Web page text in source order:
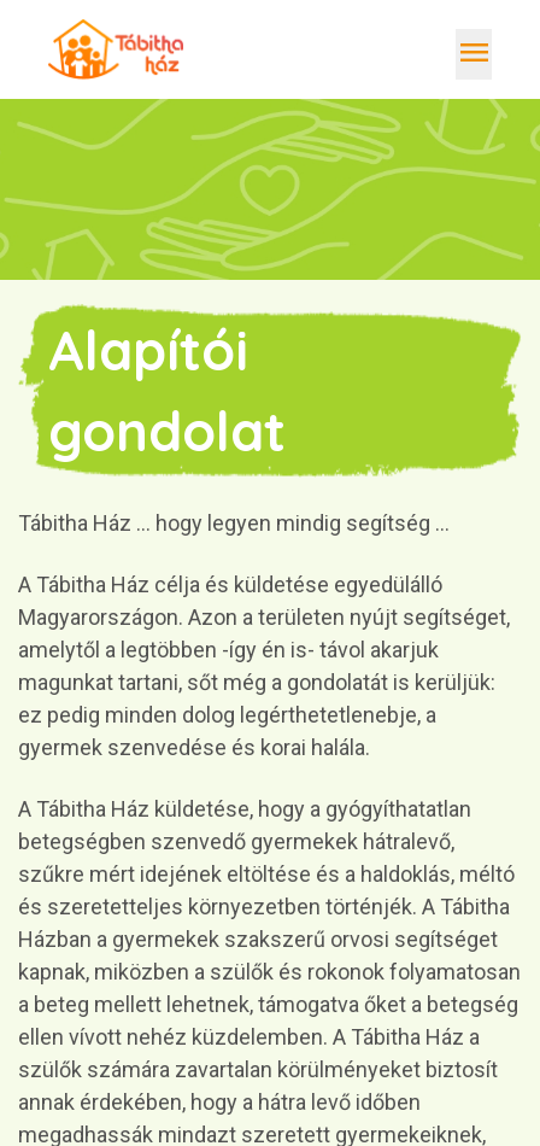
menu
Bemutatkozás
Támogatás
Szolgáltatások
Önkéntesség
Hírek
Belépés / regisztráció
Alapítói
gondolat
Tábitha Ház … hogy legyen mindig segítség …
A Tábitha Ház célja és küldetése egyedülálló
Magyarországon. Azon a területen nyújt segítséget,
amelytől a legtöbben -így én is- távol akarjuk
magunkat tartani, sőt még a gondolatát is kerüljük:
ez pedig minden dolog legérthetetlenebje, a
gyermek szenvedése és korai halála.
A Tábitha Ház küldetése, hogy a gyógyíthatatlan
betegségben szenvedő gyermekek hátralevő,
szűkre mért idejének eltöltése és a haldoklás, méltó
és szeretetteljes környezetben történjék. A Tábitha
Házban a gyermekek szakszerű orvosi segítséget
kapnak, miközben a szülők és rokonok folyamatosan
a beteg mellett lehetnek, támogatva őket a betegség
ellen vívott nehéz küzdelemben. A Tábitha Ház a
szülők számára zavartalan körülményeket biztosít
annak érdekében, hogy a hátra levő időben
megadhassák mindazt szeretett gyermekeiknek,